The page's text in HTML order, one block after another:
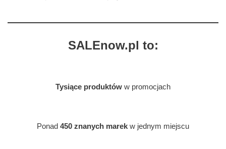
SALEnow.pl to:
Tysiące produktów w promocjach
Ponad 450 znanych marek w jednym miejscu